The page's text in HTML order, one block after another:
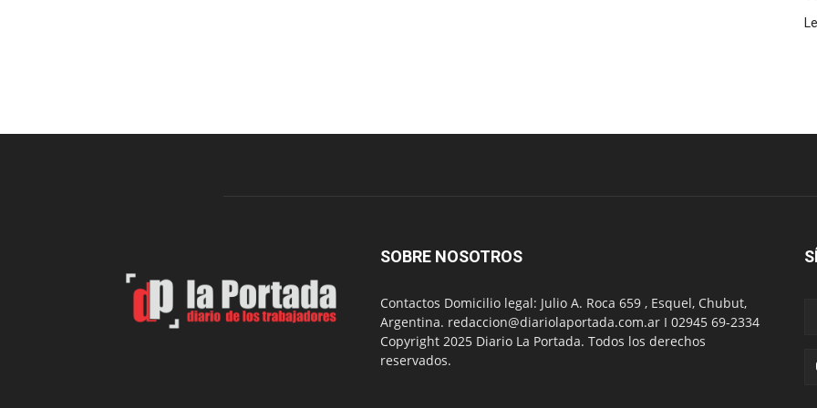
SOBRE NOSOTROS
Contactos Domicilio legal: Julio A. Roca 659 , Esquel, Chubut,
Argentina. redaccion@diariolaportada.com.ar I 02945 69-2334
Copyright 2025 Diario La Portada. Todos los derechos
reservados.